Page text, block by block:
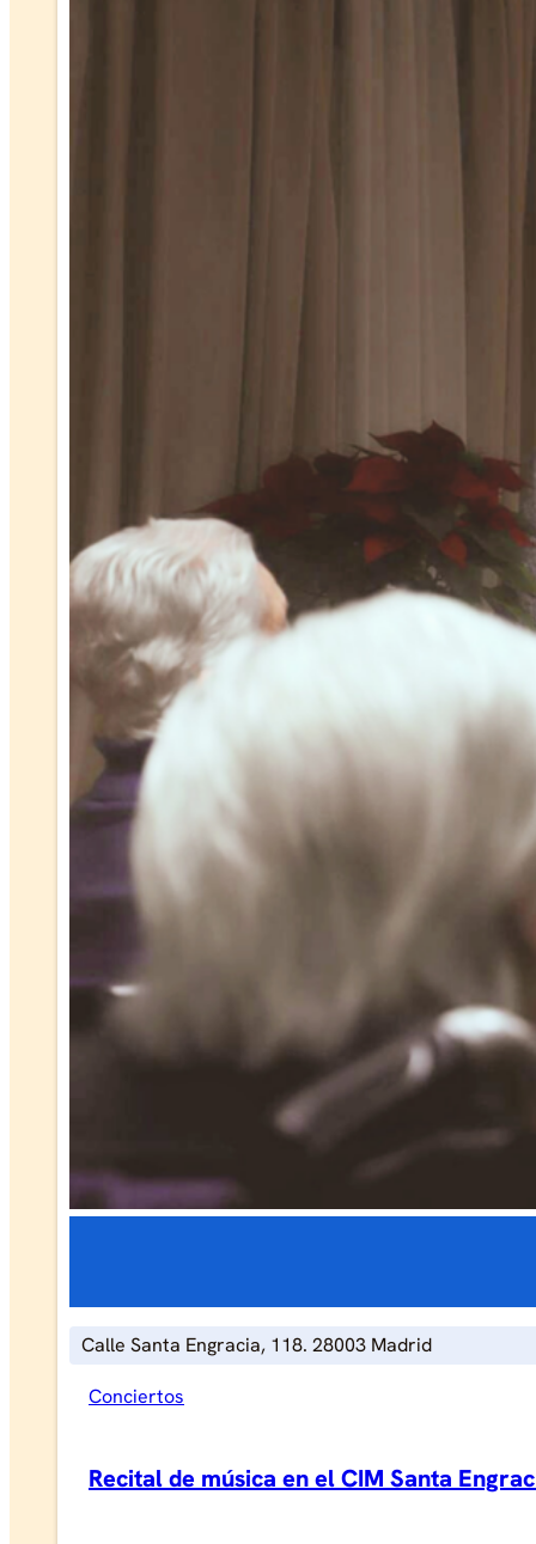
Calle Santa Engracia, 118. 28003 Madrid
Conciertos
Recital de música en el CIM Santa